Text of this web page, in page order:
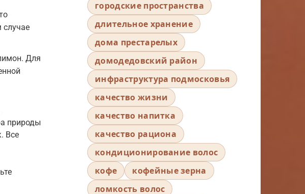
случае
Для
природы
Все
городские пространства
длительное хранение
дома престарелых
домодедовский район
инфраструктура подмосковья
качество жизни
качество напитка
качество рациона
кондиционирование волос
кофе
кофейные зерна
ломкость волос